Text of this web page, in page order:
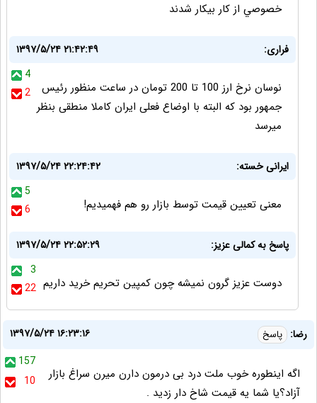
خصوصي از كار بيكار شدند
فراری:
۱۳۹۷/۵/۲۴ ۲۱:۴۲:۴۹
4
2
نوسان نرخ ارز 100 تا 200 تومان در ساعت منظور رئیس
جمهور بود که البته با اوضاع فعلی ایران کاملا منطقی بنظر
میرسد
ایرانی خسته:
۱۳۹۷/۵/۲۴ ۲۲:۲۴:۴۲
5
6
معنی تعیین قیمت توسط بازار رو هم فهمیدیم!
پاسخ به کمالی عزیز:
۱۳۹۷/۵/۲۴ ۲۲:۵۲:۲۹
3
22 دوست عزیز گرون نمیشه چون کمپین تحریم خرید داریم
رضا: پاسخ
۱۳۹۷/۵/۲۴ ۱۶:۲۳:۱۶
157
10
اگه اینطوره خوب ملت درد بی درمون دارن میرن سراغ بازار
آزاد؟یا شما یه قیمت شاخ دار زدید .